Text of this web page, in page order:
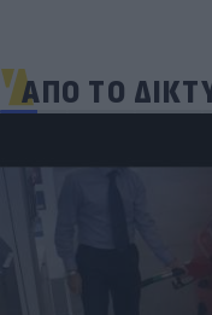
ΑΠΟ ΤΟ